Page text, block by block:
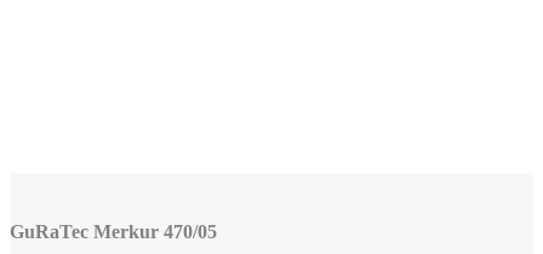
GuRaTec Merkur 470/05